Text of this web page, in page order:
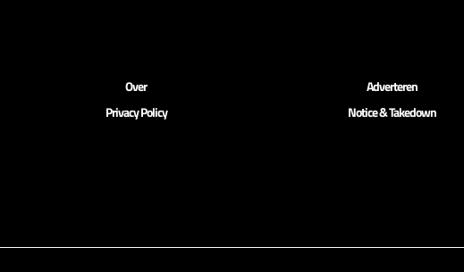
Over
Privacy Policy
Adverteren
Notice & Takedown